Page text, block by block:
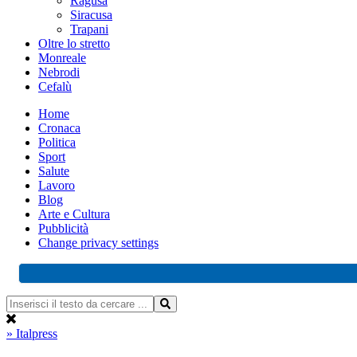
Siracusa
Trapani
Oltre lo stretto
Monreale
Nebrodi
Cefalù
Home
Cronaca
Politica
Sport
Salute
Lavoro
Blog
Arte e Cultura
Pubblicità
Change privacy settings
» Italpress